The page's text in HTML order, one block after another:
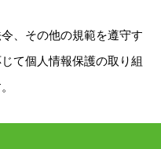
、その他の規範を遵守す
て個人情報保護の取り組